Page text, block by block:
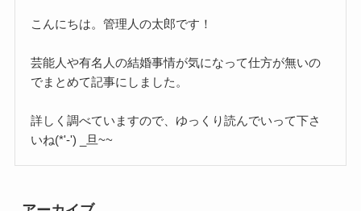
こんにちは。管理人の太郎です！
芸能人や有名人の結婚事情が気になって仕方が無いの
でまとめて記事にしました。
詳しく調べていますので、ゆっくり読んでいって下さ
いね(*'-') _旦~~